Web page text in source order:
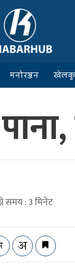
मनोरञ्जन
समय :3मिनेट